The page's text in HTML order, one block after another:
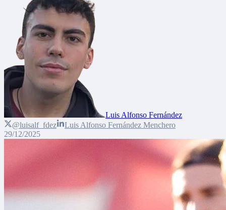
Luis Alfonso Fernández
@luisalf_fdez
Luis Alfonso Fernández Menchero
29/12/2025